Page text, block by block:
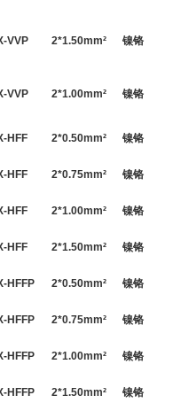
VVP 2*1.50mm² 镍铬
VVP 2*1.00mm² 镍铬
HFF 2*0.50mm² 镍铬
HFF 2*0.75mm² 镍铬
HFF 2*1.00mm² 镍铬
HFF 2*1.50mm² 镍铬
HFFP 2*0.50mm² 镍铬
HFFP 2*0.75mm² 镍铬
HFFP 2*1.00mm² 镍铬
HFFP 2*1.50mm² 镍铬